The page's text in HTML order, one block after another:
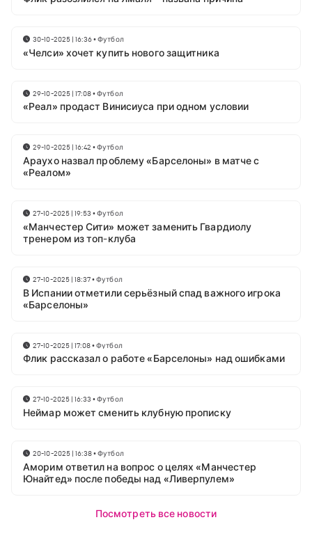
30-10-2025 | 16:36•Футбол
«Челси» хочет купить нового защитника
29-10-2025 | 17:08•Футбол
«Реал» продаст Винисиуса при одном условии
29-10-2025 | 16:42 •Футбол
Араухо назвал проблему «Барселоны» в матче с
«Реалом»
27-10-2025 | 19:53 •Футбол
«Манчестер Сити» может заменить Гвардиолу
тренером из топ-клуба
27-10-2025 | 18:37•Футбол
В Испании отметили серьёзный спад важного игрока
«Барселоны»
27-10-2025 | 17:08•Футбол
Флик рассказал о работе «Барселоны» над ошибками
27-10-2025 | 16:33 •Футбол
Неймар может сменить клубную прописку
20-10-2025 | 16:38•Футбол
Аморим ответил на вопрос о целях «Манчестер
Юнайтед» после победы над «Ливерпулем»
Посмотреть все новости